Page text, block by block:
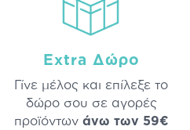
Extra Δώρο
Γίνε μέλος και επίλεξε το
δώρο σου σε αγορές
προϊόντων άνω των 59€